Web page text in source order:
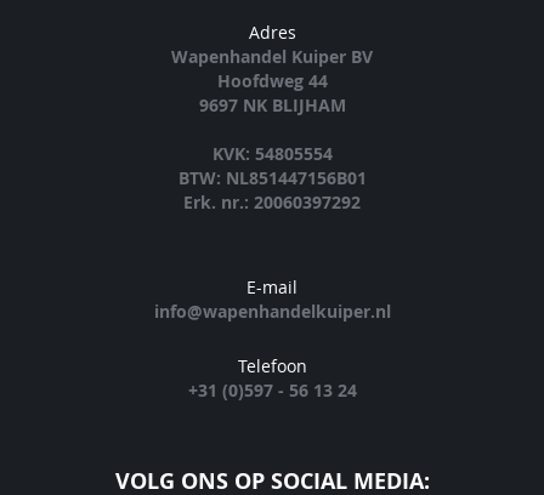
Adres
Wapenhandel Kuiper BV
Hoofdweg 44
9697 NK BLIJHAM
KVK: 54805554
BTW: NL851447156B01
Erk. nr.: 20060397292
E-mail
info@wapenhandelkuiper.nl
Telefoon
+31 (0)597 - 56 13 24
VOLG ONS OP SOCIAL MEDIA: